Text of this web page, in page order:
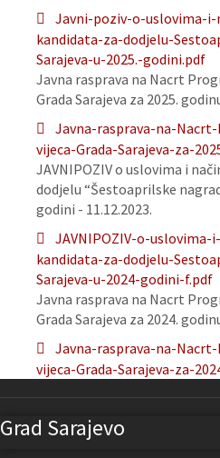
Javni-poziv-o-uslovima-
kandidata-za-dodjelu-
Sarajeva-u-2025.-godini.pdf
Javna rasprava na Nacrt
Grada Sarajeva za 2025.
Javna-rasprava-na-
vijeca-Grada-Sarajeva-za-
JAVNIPOZIV o uslovima i
dodjelu “Šestoaprilske
godini - 11.12.2023.
JAVNIPOZIV-o-
kandidata-za-dodjelu-
Sarajeva-u-2024-godini-f.pdf
Javna rasprava na Nacrt
Grada Sarajeva za 2024.
Javna-rasprava-na-
vijeca-Grada-Sarajeva-za-
Grad Sarajevo